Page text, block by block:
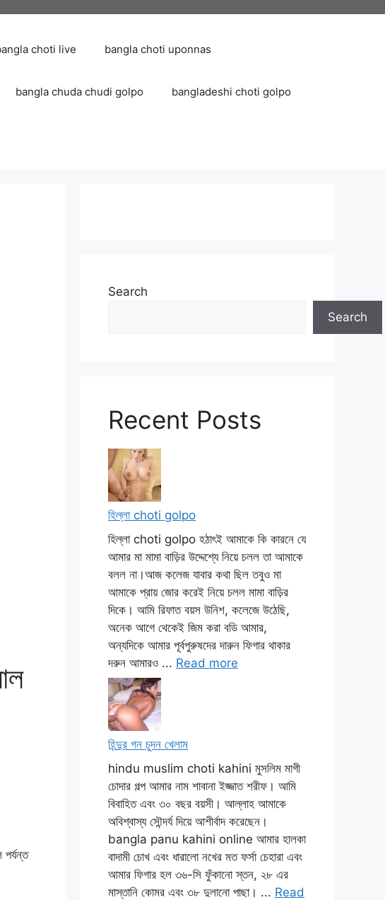
choti live bangla choti uponnas
bangla chuda chudi golpo bangladeshi choti golpo
পর্যন্ত
Search
Search
Recent Posts
হিল্লা choti golpo
হিল্লা choti golpo হঠাৎই আমাকে কি কারনে যে
আমার মা মামা বাড়ির উদ্দেশ্যে নিয়ে চলল তা আমাকে
বলল না।আজ কলেজ যাবার কথা ছিল তবুও মা
আমাকে প্রায় জোর করেই নিয়ে চলল মামা বাড়ির
দিকে। আমি রিফাত বয়স উনিশ, কলেজে উঠেছি,
অনেক আগে থেকেই জিম করা বডি আমার,
অন্যদিকে আমার পূর্বপুরুষদের দারুন ফিগার থাকার
দরুন আমারও ... Read more
হিন্দুর গন চুদন খেলাম
hindu muslim choti kahini মুসলিম মাগী
চোদার গল্প আমার নাম শাবানা ইজ্জাত শরীফ। আমি
বিবাহিত এবং ৩০ বছর বয়সী। আল্লাহ আমাকে
অবিশ্বাস্য সৌন্দর্য দিয়ে আশীর্বাদ করেছেন।
bangla panu kahini online আমার হালকা
বাদামী চোখ এবং ধারালো নখের মত ফর্সা চেহারা এবং
আমার ফিগার হল ৩৬-সি ফুঁকানো স্তন, ২৮ এর
মাস্তানি কোমর এবং ৩৮ দুলানো পাছা। ... Read